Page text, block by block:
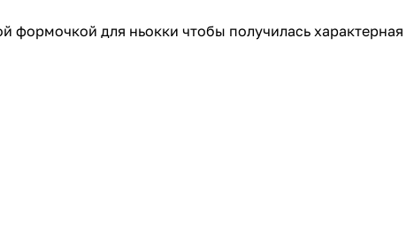
формочкой для ньокки чтобы получилась характерная